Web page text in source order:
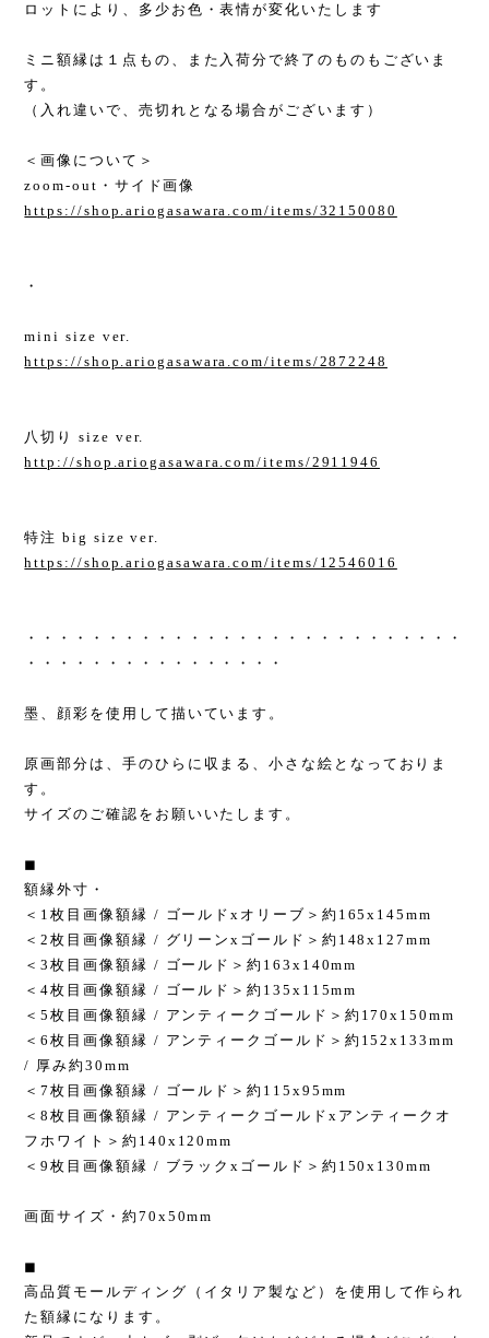
ロットにより、多少お色・表情が変化いたします
ミニ額縁は１点もの、また入荷分で終了のものもございま
す。
（入れ違いで、売切れとなる場合がございます）
＜画像について＞
zoom-out・サイド画像
https://shop.ariogasawara.com/items/32150080
・
mini size ver.
https://shop.ariogasawara.com/items/2872248
八切り size ver.
http://shop.ariogasawara.com/items/2911946
特注 big size ver.
https://shop.ariogasawara.com/items/12546016
・・・・・・・・・・・・・・・・・・・・・・・・・・・
・・・・・・・・・・・・・・・・
墨、顔彩を使用して描いています。
原画部分は、手のひらに収まる、小さな絵となっておりま
す。
サイズのご確認をお願いいたします。
◼︎
額縁外寸・
＜1枚目画像額縁 / ゴールドxオリーブ＞約165x145mm
＜2枚目画像額縁 / グリーンxゴールド＞約148x127mm
＜3枚目画像額縁 / ゴールド＞約163x140mm
＜4枚目画像額縁 / ゴールド＞約135x115mm
＜5枚目画像額縁 / アンティークゴールド＞約170x150mm
＜6枚目画像額縁 / アンティークゴールド＞約152x133mm
/ 厚み約30mm
＜7枚目画像額縁 / ゴールド＞約115x95mm
＜8枚目画像額縁 / アンティークゴールドxアンティークオ
フホワイト＞約140x120mm
＜9枚目画像額縁 / ブラックxゴールド＞約150x130mm
画面サイズ・約70x50mm
◼︎
高品質モールディング（イタリア製など）を使用して作られ
た額縁になります。